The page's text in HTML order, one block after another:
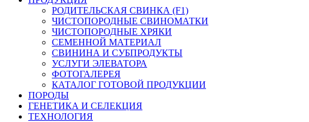
РОДИТЕЛЬСКАЯ СВИНКА (F1)
ЧИСТОПОРОДНЫЕ СВИНОМАТКИ
ЧИСТОПОРОДНЫЕ ХРЯКИ
СЕМЕННОЙ МАТЕРИАЛ
СВИНИНА И СУБПРОДУКТЫ
УСЛУГИ ЭЛЕВАТОРА
ФОТОГАЛЕРЕЯ
КАТАЛОГ ГОТОВОЙ ПРОДУКЦИИ
ПОРОДЫ
ГЕНЕТИКА И СЕЛЕКЦИЯ
ТЕХНОЛОГИЯ